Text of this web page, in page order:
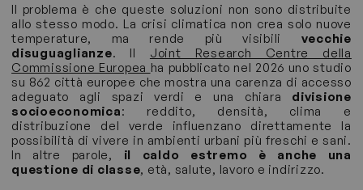
Il problema è che queste soluzioni non sono distribuite
allo stesso modo. La crisi climatica non crea solo nuove
temperature, ma rende più visibili vecchie
disuguaglianze. Il Joint Research Centre della
Commissione Europea ha pubblicato nel 2026 uno studio
su 862 città europee che mostra una carenza di accesso
adeguato agli spazi verdi e una chiara divisione
socioeconomica: reddito, densità, clima e
distribuzione del verde influenzano direttamente la
possibilità di vivere in ambienti urbani più freschi e sani.
In altre parole, il caldo estremo è anche una
questione di classe, età, salute, lavoro e indirizzo.